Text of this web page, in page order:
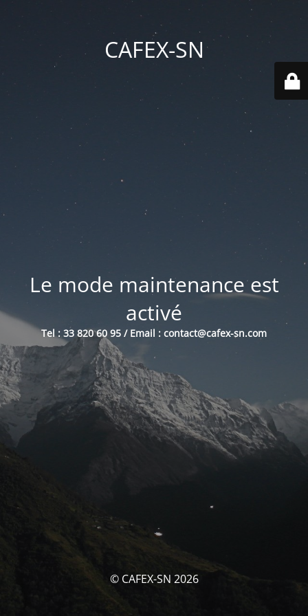
CAFEX-SN
Le mode maintenance est
activé
Tel : 33 820 60 95 / Email : contact@cafex-sn.com
© CAFEX-SN 2026